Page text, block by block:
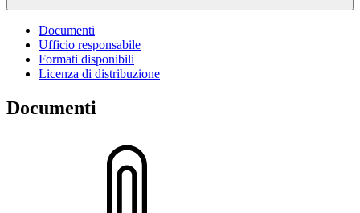
Documenti
Ufficio responsabile
Formati disponibili
Licenza di distribuzione
Documenti